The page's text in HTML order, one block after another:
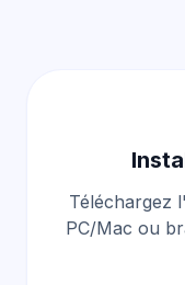
Téléchargez
PC/Mac ou